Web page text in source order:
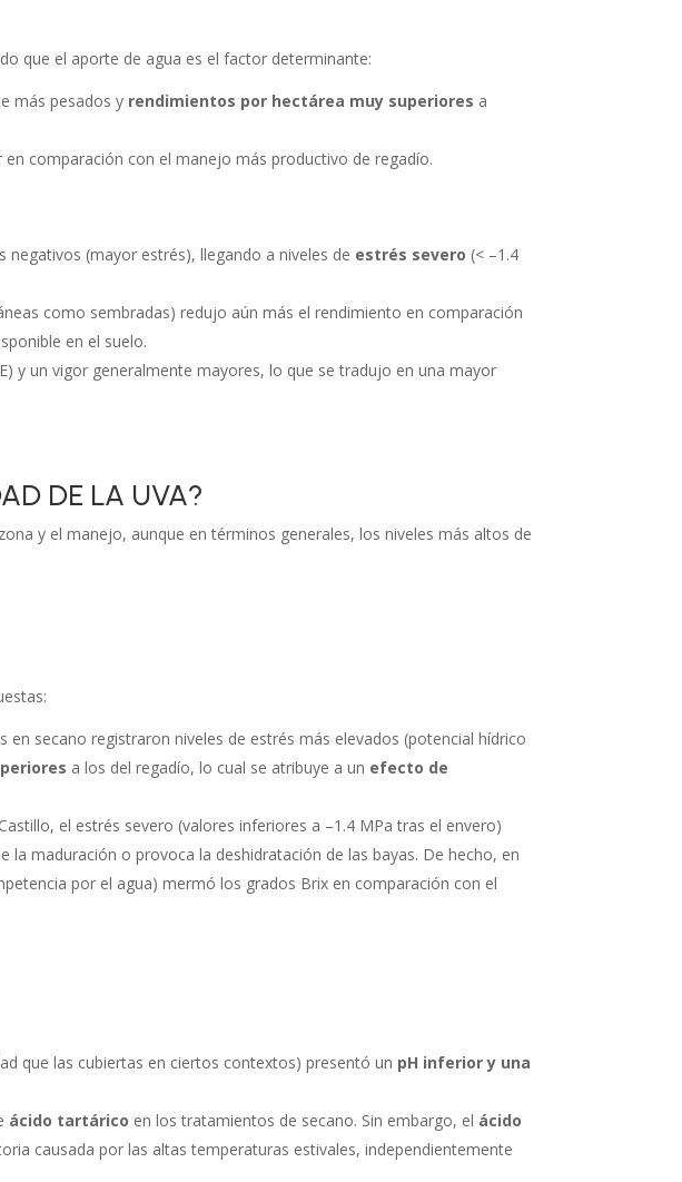
que el aporte de agua es el factor determinante:
más pesados y rendimientos por hectárea muy superiores a
comparación con el manejo más productivo de regadío.
(mayor estrés), llegando a niveles de estrés severo (< –1.4
como sembradas) redujo aún más el rendimiento en comparación
en el suelo.
y un vigor generalmente mayores, lo que se tradujo en una mayor
DE LA UVA?
y el manejo, aunque en términos generales, los niveles más altos de
en secano registraron niveles de estrés más elevados (potencial hídrico
a los del regadío, lo cual se atribuye a un efecto de
el estrés severo (valores inferiores a –1.4 MPa tras el envero)
la maduración o provoca la deshidratación de las bayas. De hecho, en
por el agua) mermó los grados Brix en comparación con el
que las cubiertas en ciertos contextos) presentó un pH inferior y una
ácido tartárico en los tratamientos de secano. Sin embargo, el ácido
causada por las altas temperaturas estivales, independientemente